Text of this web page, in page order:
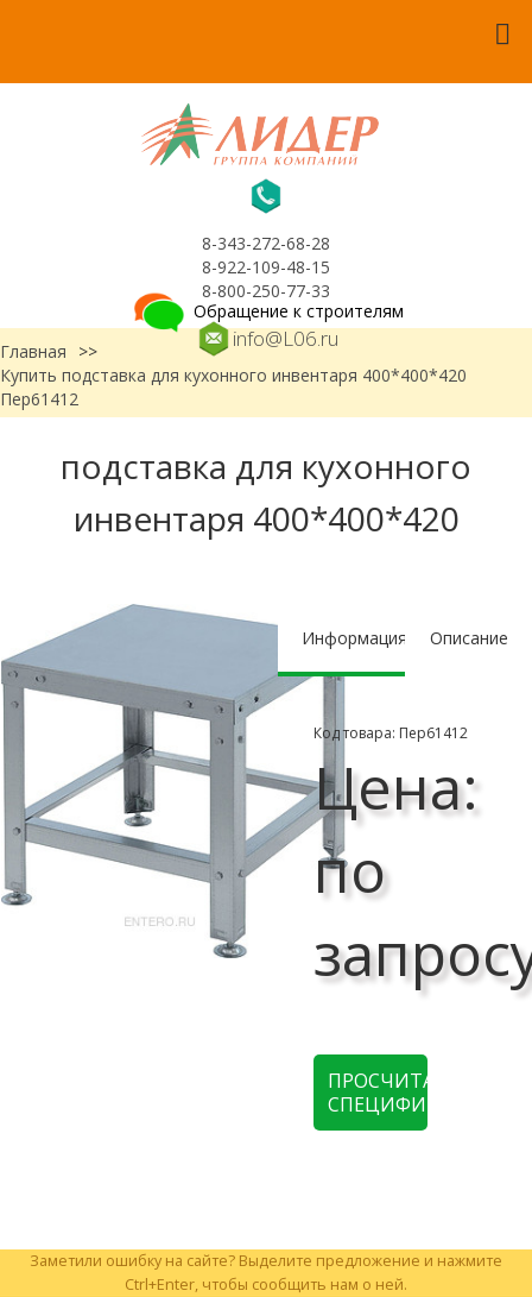
8-343-272-68-28
8-922-109-48-15
8-800-250-77-33
info@L06.ru
Обращение к строителям
Главная
>>
Купить подставка для кухонного инвентаря 400*400*420
Пер61412
подставка для кухонного
инвентаря 400*400*420
Информация Описание
Код товара: Пер61412
Цена:
по
ПРОСЧИТАТЬ
СПЕЦИФИКАЦИЮ
Заметили ошибку на сайте? Выделите предложение и нажмите
Ctrl+Enter, чтобы сообщить нам о ней.